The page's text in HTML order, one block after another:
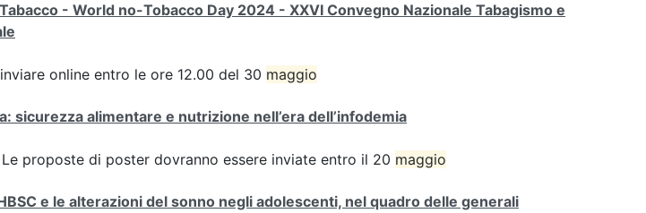
- World no-Tobacco Day 2024 - XXVI Convegno Nazionale Tabagismo e
online entro le ore 12.00 del 30 maggio
sicurezza alimentare e nutrizione nell’era dell’infodemia
Le proposte di poster dovranno essere inviate entro il 20 maggio
e le alterazioni del sonno negli adolescenti, nel quadro delle generali